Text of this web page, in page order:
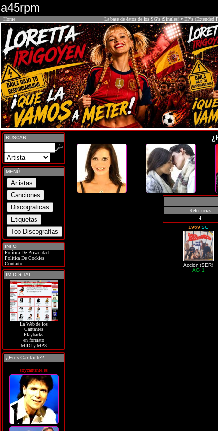
a45rpm
Home La base de datos de los SG's (Singles) y EP's (Extended
BUSCAR
MENÚ
INFO
Política De Privacidad
Política De Cookies
Contacto
IM DIGITAL
La Web de los
Cantantes
Playbacks
en formato
MIDI y MP3
¿Eres Cantante?
soycantante.es
Referencias
4
1969 SG
Acción (SER)
AC- 1